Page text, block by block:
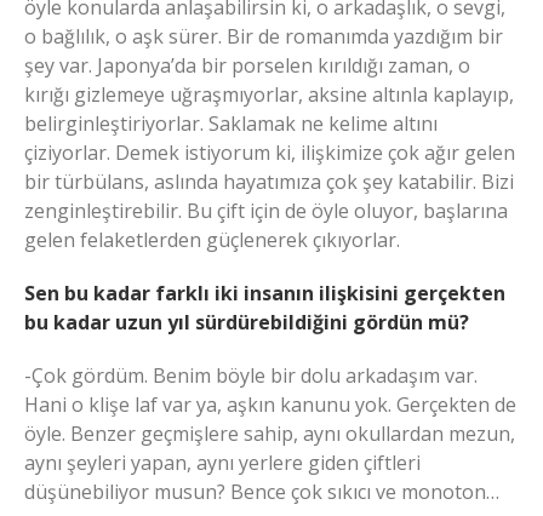
öyle konularda anlaşabilirsin ki, o arkadaşlık, o sevgi,
o bağlılık, o aşk sürer. Bir de romanımda yazdığım bir
şey var. Japonya’da bir porselen kırıldığı zaman, o
kırığı gizlemeye uğraşmıyorlar, aksine altınla kaplayıp,
belirginleştiriyorlar. Saklamak ne kelime altını
çiziyorlar. Demek istiyorum ki, ilişkimize çok ağır gelen
bir türbülans, aslında hayatımıza çok şey katabilir. Bizi
zenginleştirebilir. Bu çift için de öyle oluyor, başlarına
gelen felaketlerden güçlenerek çıkıyorlar.
Sen bu kadar farklı iki insanın ilişkisini gerçekten
bu kadar uzun yıl sürdürebildiğini gördün mü?
-Çok gördüm. Benim böyle bir dolu arkadaşım var.
Hani o klişe laf var ya, aşkın kanunu yok. Gerçekten de
öyle. Benzer geçmişlere sahip, aynı okullardan mezun,
aynı şeyleri yapan, aynı yerlere giden çiftleri
düşünebiliyor musun? Bence çok sıkıcı ve monoton…